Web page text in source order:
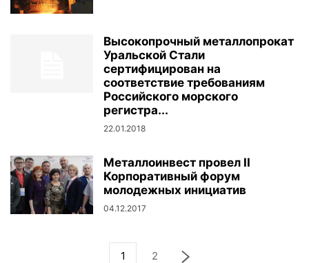
Высокопрочный металлопрокат
Уральской Стали
сертифицирован на
соответствие требованиям
Российского морского
регистра...
22.01.2018
Металлоинвест провел II
Корпоративный форум
молодежных инициатив
04.12.2017
1 2